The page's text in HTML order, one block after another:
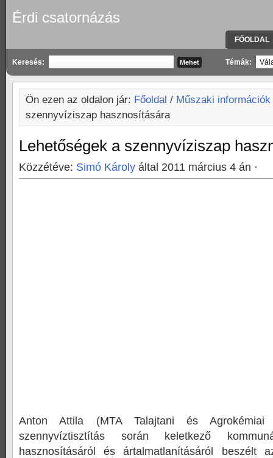
Érdi csatornázás
FŐOLDAL
Keresés: Témák:
Ön ezen az oldalon jár: Főoldal / Műszaki információk
szennyvíziszap hasznosítására
Lehetőségek a szennyvíziszap
Közzétéve: Simó Károly által 2011 március 4 án ·
Anton Attila (MTA Talajtani és
szennyvíztisztítás során keletkező
hasznosításáról és ártalmatlanításáról beszélt